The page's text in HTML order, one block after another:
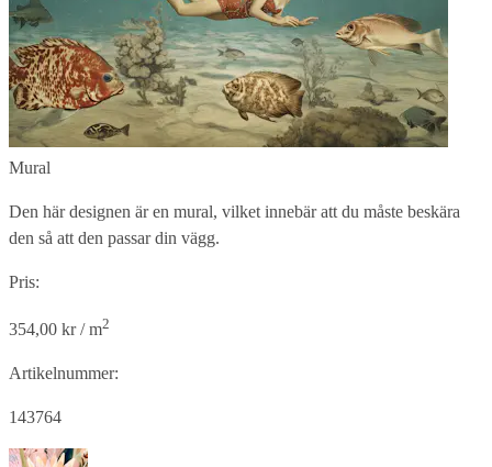
Mural
Den här designen är en mural, vilket innebär att du måste beskära
den så att den passar din vägg.
Pris:
354,00 kr / m2
Artikelnummer:
143764